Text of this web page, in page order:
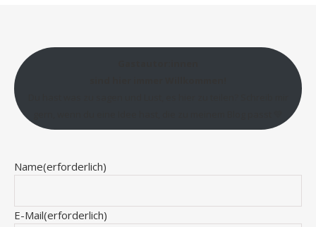
Name(erforderlich)
E-Mail(erforderlich)